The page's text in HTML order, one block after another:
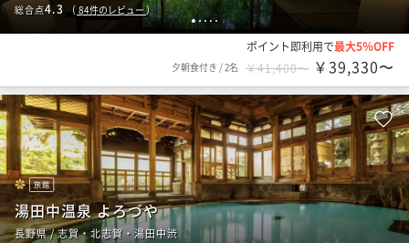
1 2345
総合点4.3 （ 84件のレビュー）
ポイント即利用で最大5％OFF
夕朝食付き /2名 ￥41,400〜 ￥39,330〜
旅館
湯田中温泉 よろづや
長野県 / 志賀・北志賀・湯田中渋